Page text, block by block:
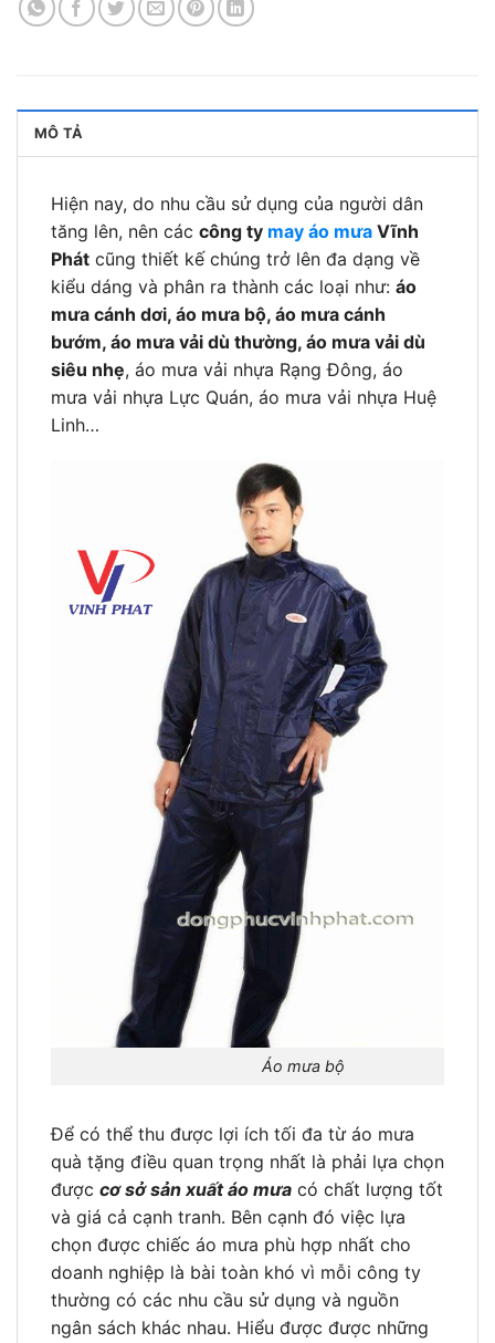
MÔ TẢ
Hiện nay, do nhu cầu sử dụng của người dân
tăng lên, nên các công ty may áo mưa Vĩnh
Phát cũng thiết kế chúng trở lên đa dạng về
kiểu dáng và phân ra thành các loại như: áo
mưa cánh dơi, áo mưa bộ, áo mưa cánh
bướm, áo mưa vải dù thường, áo mưa vải dù
siêu nhẹ, áo mưa vải nhựa Rạng Đông, áo
mưa vải nhựa Lực Quán, áo mưa vải nhựa Huệ
Linh…
Áo mưa bộ
Để có thể thu được lợi ích tối đa từ áo mưa
quà tặng điều quan trọng nhất là phải lựa chọn
được cơ sở sản xuất áo mưa có chất lượng tốt
và giá cả cạnh tranh. Bên cạnh đó việc lựa
chọn được chiếc áo mưa phù hợp nhất cho
doanh nghiệp là bài toàn khó vì mỗi công ty
thường có các nhu cầu sử dụng và nguồn
ngân sách khác nhau. Hiểu được được những